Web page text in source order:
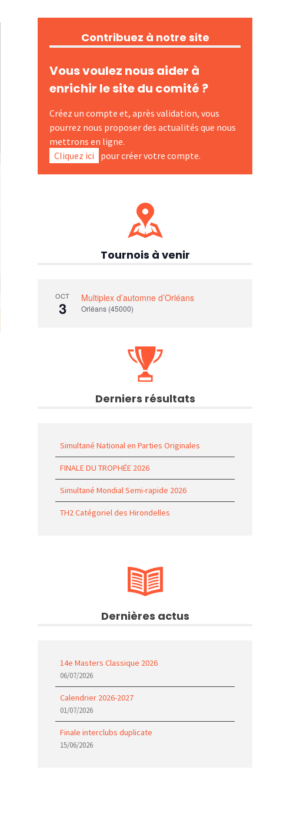
Contribuez à notre site
Vous voulez nous aider à
enrichir le site du comité ?
Créez un compte et, après validation, vous
pourrez nous proposer des actualités que nous
mettrons en ligne.
Cliquez ici
pour créer votre compte.
Tournois à venir
OCT
3
Multiplex d’automne d’Orléans
Orléans (45000)
Derniers résultats
Simultané National en Parties Originales
FINALE DU TROPHÉE 2026
Simultané Mondial Semi-rapide 2026
TH2 Catégoriel des Hirondelles
Dernières actus
14e Masters Classique 2026
06/07/2026
Calendrier 2026-2027
01/07/2026
Finale interclubs duplicate
15/06/2026